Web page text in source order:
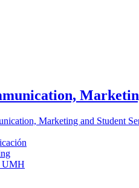
Marketing and Student
UMH